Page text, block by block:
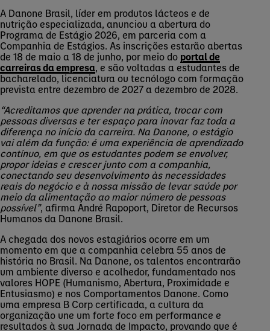
A Danone Brasil, líder em produtos lácteos e de
nutrição especializada, anunciou a abertura do
Programa de Estágio 2026, em parceria com a
Companhia de Estágios. As inscrições estarão abertas
de 18 de maio a 18 de junho, por meio do portal de
carreiras da empresa, e são voltadas a estudantes de
bacharelado, licenciatura ou tecnólogo com formação
prevista entre dezembro de 2027 a dezembro de 2028.
“Acreditamos que aprender na prática, trocar com
pessoas diversas e ter espaço para inovar faz toda a
diferença no início da carreira. Na Danone, o estágio
vai além da função: é uma experiência de aprendizado
contínuo, em que os estudantes podem se envolver,
propor ideias e crescer junto com a companhia,
conectando seu desenvolvimento às necessidades
reais do negócio e à nossa missão de levar saúde por
meio da alimentação ao maior número de pessoas
possível”, afirma André Rapoport, Diretor de Recursos
Humanos da Danone Brasil.
A chegada dos novos estagiários ocorre em um
momento em que a companhia celebra 55 anos de
história no Brasil. Na Danone, os talentos encontrarão
um ambiente diverso e acolhedor, fundamentado nos
valores HOPE (Humanismo, Abertura, Proximidade e
Entusiasmo) e nos Comportamentos Danone. Como
uma empresa B Corpcertificada, a cultura da
organização une um forte foco em performance e
resultados à sua Jornada de Impacto, provando que é